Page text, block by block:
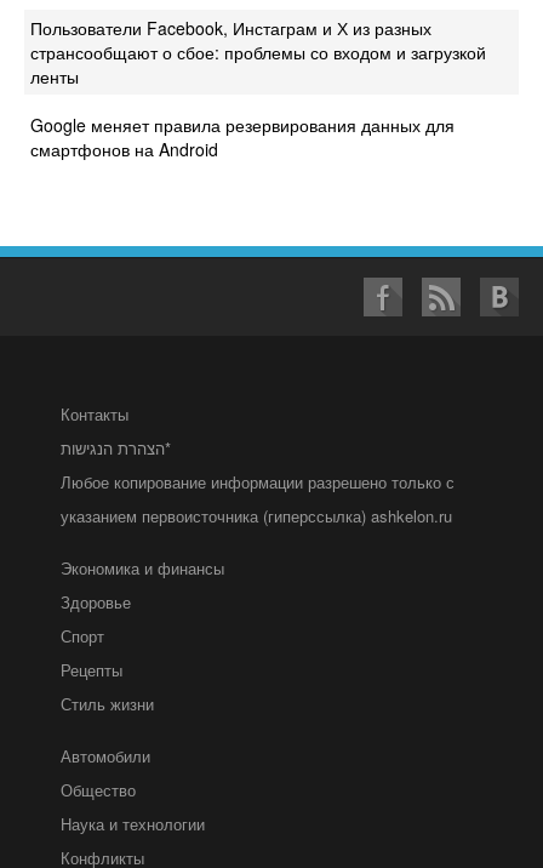
Пользователи Facebook, Инстаграм и Х из разных
странсообщают о сбое: проблемы со входом и загрузкой
ленты
Google меняет правила резервирования данных для
смартфонов на Android
Контакты
הצהרת הנגישות*
Любое копирование информации разрешено только с
указанием первоисточника (гиперссылка) ashkelon.ru
Экономика и финансы
Здоровье
Спорт
Рецепты
Стиль жизни
Автомобили
Общество
Наука и технологии
Конфликты